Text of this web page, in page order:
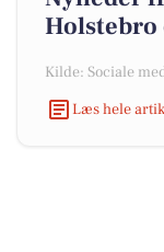
Holstebro
Kilde: Sociale
Læs hele